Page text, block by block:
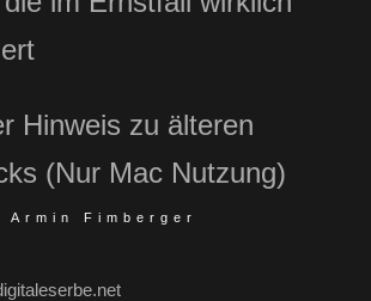
Hinweis zu älteren
(Nur Mac Nutzung)
Fimberger